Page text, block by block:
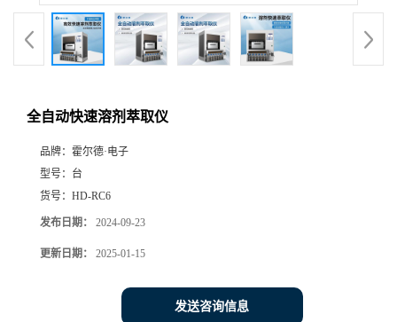
全自动快速溶剂萃取仪
品牌： 霍尔德·电子
型号： 台
货号： HD-RC6
发布日期： 2024-09-23
更新日期： 2025-01-15
发送咨询信息